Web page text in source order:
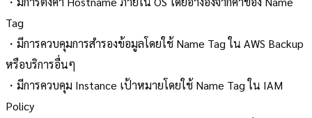
Tag
・มีการควบคุมการสำรองข้อมูลโดยใช้ Name Tag ใน AWS Backup
หรือบริการอื่นๆ
・มีการควบคุม Instance เป้าหมายโดยใช้ Name Tag ใน IAM
Policy